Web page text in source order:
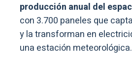
producción anual del
con 3.700 paneles que
y la transforman en
una estación meteorológica.